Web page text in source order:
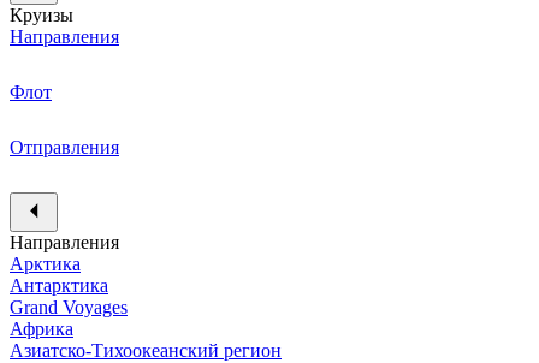
Круизы
Направления
Флот
Отправления
Направления
Арктика
Антарктика
Grand Voyages
Африка
Азиатско-Тихоокеанский регион